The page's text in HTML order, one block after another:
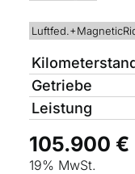
Getriebe
Leistung
105.900 €
19% MwSt.